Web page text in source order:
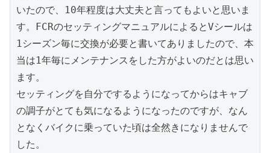
いたので、10年程度は大丈夫と言ってもよいと思いま
す。FCRのセッティングマニュアルによるとVシールは
1シーズン毎に交換が必要と書いてありましたので、本
当は1年毎にメンテナンスをした方がよいのだとは思い
ます。
セッティングを自分でするようになってからはキャブ
の調子がとても気になるようになったのですが、なん
となくバイクに乗っていた頃は全然きになりませんで
した。